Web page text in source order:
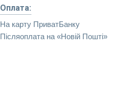
Оплата:
На карту ПриватБанку
Післяоплата на «Новій Пошті»